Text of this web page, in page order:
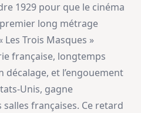
1929 pour que le cinéma
long métrage
Trois Masques »
française, longtemps
et l’engouement
Unis, gagne
françaises. Ce retard